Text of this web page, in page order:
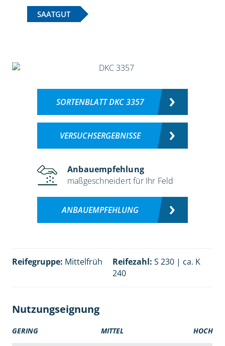
SAATGUT
SORTENBLATT DKC 3357
VERSUCHSERGEBNISSE
Anbauempfehlung
maßgeschneidert für Ihr Feld
ANBAUEMPFEHLUNG
Reifegruppe: Mittelfrüh Reifezahl: S 230 | ca. K
240
Nutzungseignung
GERING MITTEL HOCH